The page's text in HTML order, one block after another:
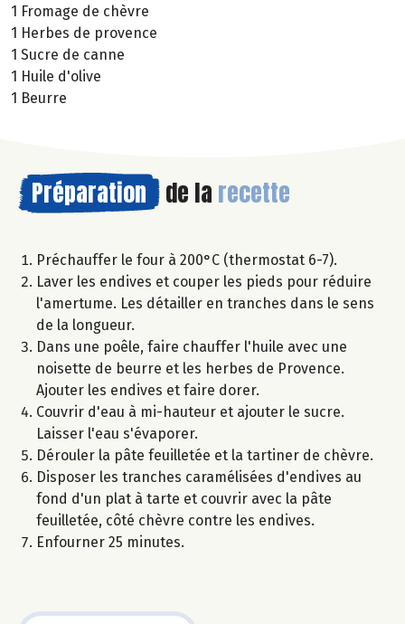
1 Fromage de chèvre
1 Herbes de provence
1 Sucre de canne
1 Huile d'olive
1 Beurre
Préparation de la recette
Préchauffer le four à 200°C (thermostat 6-7).
Laver les endives et couper les pieds pour réduire
l'amertume. Les détailler en tranches dans le sens
de la longueur.
Dans une poêle, faire chauffer l'huile avec une
noisette de beurre et les herbes de Provence.
Ajouter les endives et faire dorer.
Couvrir d'eau à mi-hauteur et ajouter le sucre.
Laisser l'eau s'évaporer.
Dérouler la pâte feuilletée et la tartiner de chèvre.
Disposer les tranches caramélisées d'endives au
fond d'un plat à tarte et couvrir avec la pâte
feuilletée, côté chèvre contre les endives.
Enfourner 25 minutes.